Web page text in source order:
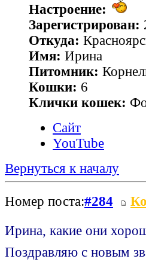
Настроение:
Зарегистрирован:
Откуда:
Имя: Ирина
Питомник:
Кошки: 6
Клички кошек:
Сайт
YouTube
Вернуться к началу
Номер поста:#284
Ирина, какие они
Поздравляю с новым